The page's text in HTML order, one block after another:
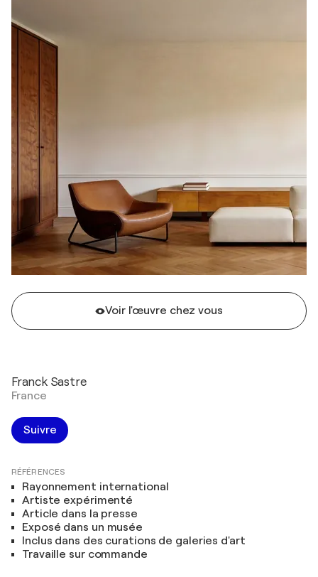
Voir l'œuvre chez vous
Franck Sastre
France
Suivre
RÉFÉRENCES
Rayonnement international
Artiste expérimenté
Article dans la presse
Exposé dans un musée
Inclus dans des curations de galeries d'art
Travaille sur commande